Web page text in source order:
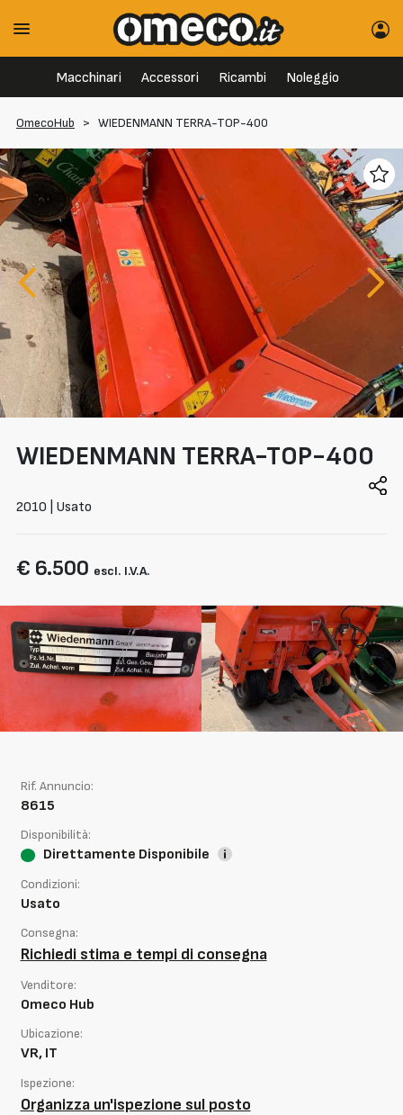
Macchinari Accessori Ricambi Noleggio
OmecoHub > WIEDENMANN TERRA-TOP-400
WIEDENMANN TERRA-TOP-400
2010 | Usato
€ 6.500 escl. I.V.A.
Rif. Annuncio:
8615
Disponibilità:
Direttamente Disponibile
Condizioni:
Usato
Consegna:
Richiedi stima e tempi di consegna
Venditore:
Omeco Hub
Ubicazione:
VR, IT
Ispezione:
Organizza un'ispezione sul posto